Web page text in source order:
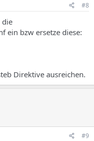
#8
die
bzw ersetze diese:
Direktive ausreichen.
#9